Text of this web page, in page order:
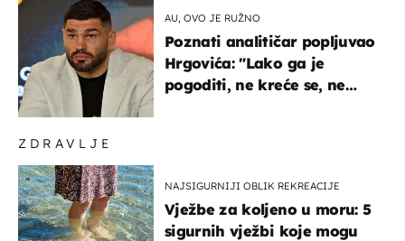
ZDRAVLJE
NAJSIGURNIJI OBLIK REKREACIJE
Vježbe za koljeno u moru: 5
sigurnih vježbi koje mogu
AU, OVO JE RUŽNO
Poznati analitičar popljuvao
Hrgovića: "Lako ga je
pogoditi, ne kreće se, ne